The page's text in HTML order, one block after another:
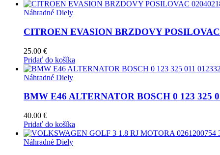
Náhradné Diely
CITROEN EVASION BRZDOVY POSILOVAC
25.00 €
Pridať do košíka
Náhradné Diely
BMW E46 ALTERNATOR BOSCH 0 123 325
40.00 €
Pridať do košíka
Náhradné Diely